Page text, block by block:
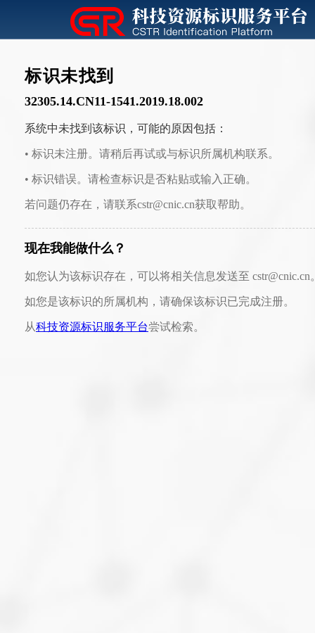
标识未找到
32305.14.CN11-1541.2019.18.002
系统中未找到该标识，可能的原因包括：
• 标识未注册。请稍后再试或与标识所属机构联系。
• 标识错误。请检查标识是否粘贴或输入正确。
若问题仍存在，请联系cstr@cnic.cn获取帮助。
现在我能做什么？
如您认为该标识存在，可以将相关信息发送至 cstr@cnic.cn
如您是该标识的所属机构，请确保该标识已完成注册。
从科技资源标识服务平台尝试检索。